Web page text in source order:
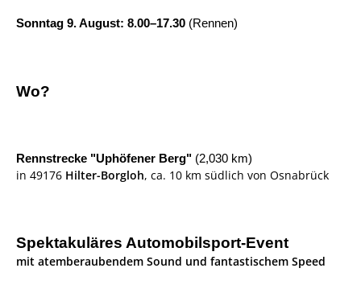
Sonntag 9. August: 8.00–17.30 (Rennen)
Wo?
Rennstrecke "Uphöfener Berg" (2,030 km)
in 49176 Hilter-Borgloh, ca. 10 km südlich von Osnabrück
Spektakuläres Automobilsport-Event
mit atemberaubendem Sound und fantastischem Speed